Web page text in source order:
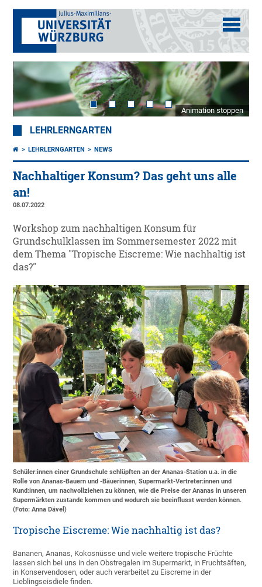
Animation stoppen
LEHRLERNGARTEN
LEHRLERNGARTEN NEWS
Nachhaltiger Konsum? Das geht uns alle
an!
08.07.2022
Workshop zum nachhaltigen Konsum für
Grundschulklassen im Sommersemester 2022 mit
dem Thema "Tropische Eiscreme: Wie nachhaltig ist
das?"
Schüler:innen einer Grundschule schlüpften an der Ananas-Station u.a. in die
Rolle von Ananas-Bauern und -Bäuerinnen, Supermarkt-Vertreter:innen und
Kund:innen, um nachvollziehen zu können, wie die Preise der Ananas in unseren
Supermärkten zustande kommen und wodurch sie beeinflusst werden können.
(Foto: Anna Dävel)
Tropische Eiscreme: Wie nachhaltig ist das?
Bananen, Ananas, Kokosnüsse und viele weitere tropische Früchte
lassen sich bei uns in den Obstregalen im Supermarkt, in Fruchtsäften,
in Konservendosen, oder auch verarbeitet zu Eiscreme in der
Lieblingseisdiele finden.